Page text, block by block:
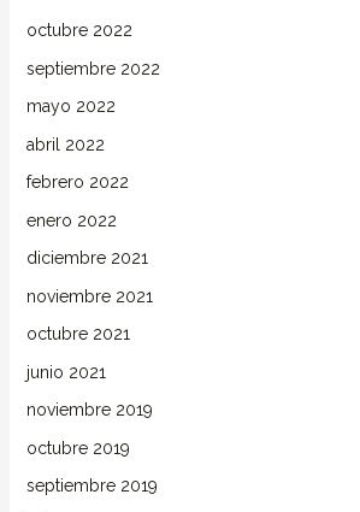
octubre 2022
septiembre 2022
mayo 2022
abril 2022
febrero 2022
enero 2022
diciembre 2021
noviembre 2021
octubre 2021
junio 2021
noviembre 2019
octubre 2019
septiembre 2019